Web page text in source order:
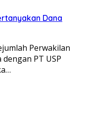
Dana
Perwakilan
PT USP